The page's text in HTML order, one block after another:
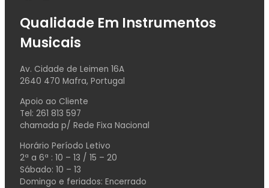
Qualidade Em Instrumentos
Musicais
Av. Cidade de Leimen 16A
2640 470 Mafra, Portugal
Apoio ao Cliente
Tel: 261 813 597
chamada p/ Rede Fixa Nacional
Horário Período Letivo
2ª a 6ª : 10 – 13 / 15 – 20
Sábado: 10 – 13
Domingo e feriados: Encerrado